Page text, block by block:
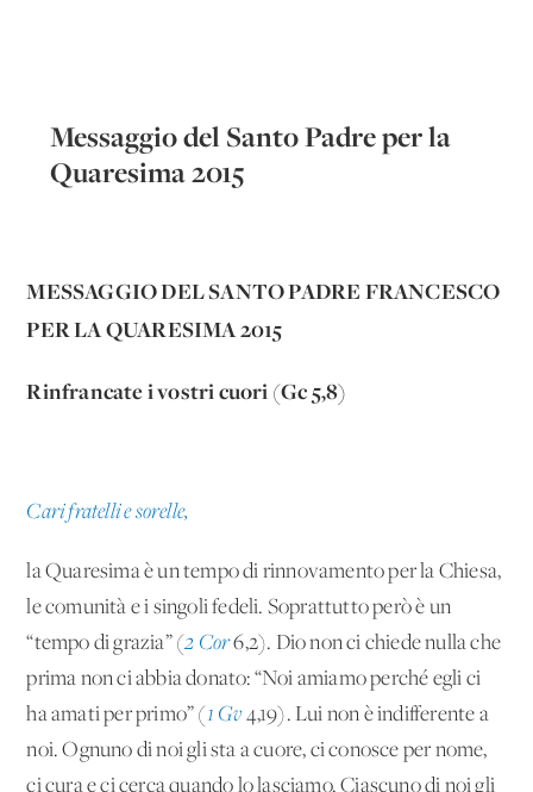
Messaggio del Santo Padre per la
Quaresima 2015
MESSAGGIO DEL SANTO PADRE FRANCESCO
PER LA QUARESIMA 2015
Rinfrancate i vostri cuori (Gc 5,8)
Cari fratelli e sorelle,
la Quaresima è un tempo di rinnovamento per la Chiesa,
le comunità e i singoli fedeli. Soprattutto però è un
“tempo di grazia” (2 Cor6,2). Dio non ci chiede nulla che
prima non ci abbia donato: “Noi amiamo perché egli ci
ha amati per primo” (1 Gv4,19). Lui non è indifferente a
noi. Ognuno di noi gli sta a cuore, ci conosce per nome,
ci cura e ci cerca quando lo lasciamo. Ciascuno di noi gli